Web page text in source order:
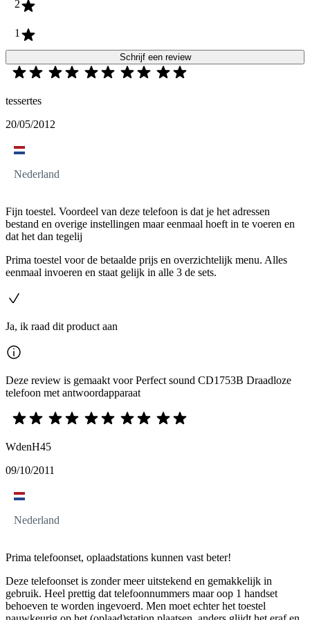
2
1
Schrijf een review
tessertes
20/05/2012
Nederland
Fijn toestel. Voordeel van deze telefoon is dat je het adressen
bestand en overige instellingen maar eenmaal hoeft in te voeren en
dat het dan tegelij
Prima toestel voor de betaalde prijs en overzichtelijk menu. Alles
eenmaal invoeren en staat gelijk in alle 3 de sets.
Ja, ik raad dit product aan
Deze review is gemaakt voor Perfect sound CD1753B Draadloze
telefoon met antwoordapparaat
WdenH45
09/10/2011
Nederland
Prima telefoonset, oplaadstations kunnen vast beter!
Deze telefoonset is zonder meer uitstekend en gemakkelijk in
gebruik. Heel prettig dat telefoonnummers maar oop 1 handset
behoeven te worden ingevoerd. Men moet echter het toestel